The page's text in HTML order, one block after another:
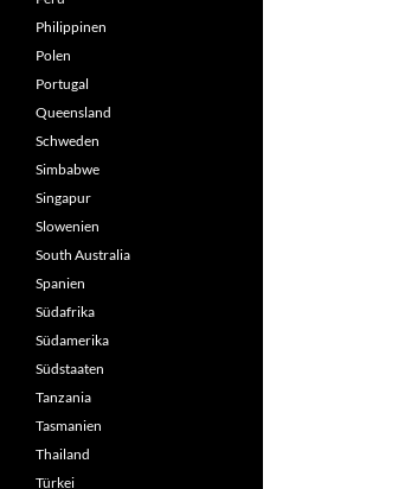
Philippinen
Polen
Portugal
Queensland
Schweden
Simbabwe
Singapur
Slowenien
South Australia
Spanien
Südafrika
Südamerika
Südstaaten
Tanzania
Tasmanien
Thailand
Türkei